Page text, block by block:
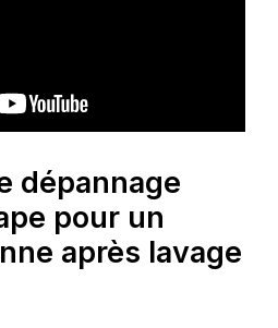
dépannage
pour un
après lavage